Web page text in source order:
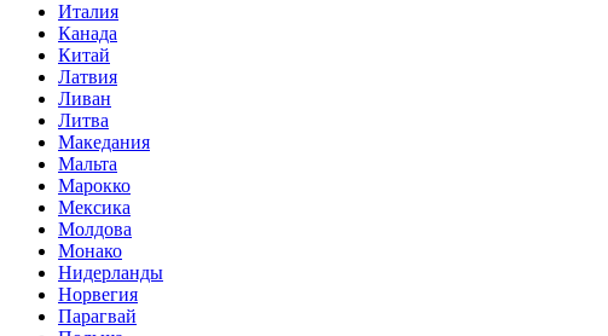
Италия
Канада
Китай
Латвия
Ливан
Литва
Македания
Мальта
Марокко
Мексика
Молдова
Монако
Нидерланды
Норвегия
Парагвай